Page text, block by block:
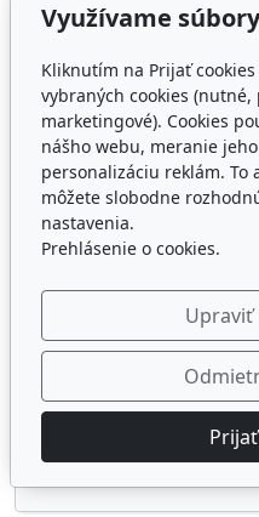
Oznamy
Využívame
Kliknutím na Prijať
vybraných cookies
marketingové). Cookies
nášho webu, meranie
personalizáciu reklám. To
môžete slobodne
nastavenia.
Prehlásenie o cookies.
Upraviť